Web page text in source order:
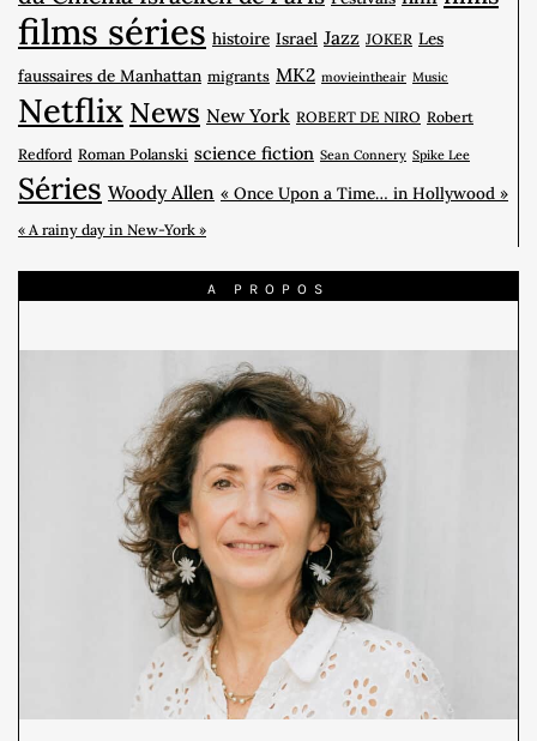
films séries histoire Israel Jazz JOKER Les
faussaires de Manhattan migrants MK2 movieintheair Music
Netflix News New York ROBERT DE NIRO Robert
Redford Roman Polanski science fiction Sean Connery Spike Lee
Séries Woody Allen « Once Upon a Time… in Hollywood »
« A rainy day in New-York »
A PROPOS